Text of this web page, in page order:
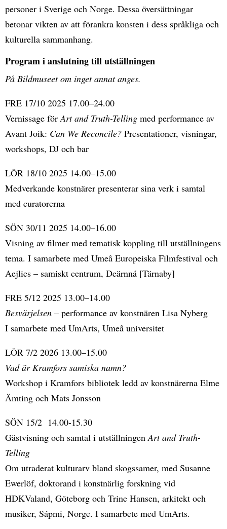
personer i Sverige och Norge. Dessa översättningar
betonar vikten av att förankra konsten i dess språkliga och
kulturella sammanhang.
Program i anslutning till utställningen
På Bildmuseet om inget annat anges.
FRE 17/10 2025 17.00–24.00
Vernissage för Art and Truth-Telling med performance av
Avant Joik: Can We Reconcile? Presentationer, visningar,
workshops, DJ och bar
LÖR 18/10 2025 14.00–15.00
Medverkande konstnärer presenterar sina verk i samtal
med curatorerna
SÖN 30/11 2025 14.00–16.00
Visning av filmer med tematisk koppling till utställningens
tema. I samarbete med Umeå Europeiska Filmfestival och
Aejlies – samiskt centrum, Deärnná [Tärnaby]
FRE 5/12 2025 13.00–14.00
Besvärjelsen – performance av konstnären Lisa Nyberg
I samarbete med UmArts, Umeå universitet
LÖR 7/2 2026 13.00–15.00
Vad är Kramfors samiska namn?
Workshop i Kramfors bibliotek ledd av konstnärerna Elme
Ämting och Mats Jonsson
SÖN 15/2 14.00-15.30
Gästvisning och samtal i utställningen Art and Truth-
Telling
Om utraderat kulturarv bland skogssamer, med Susanne
Ewerlöf, doktorand i konstnärlig forskning vid
HDKValand, Göteborg och Trine Hansen, arkitekt och
musiker, Sápmi, Norge. I samarbete med UmArts.